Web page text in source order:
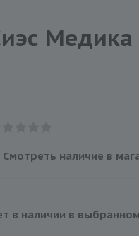
Медика
Смотреть наличие в
в наличии в